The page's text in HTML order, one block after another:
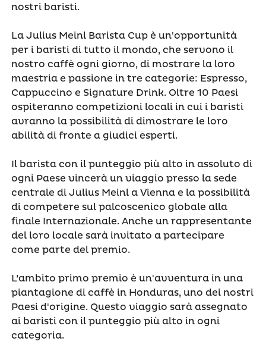
nostri baristi.
La Julius Meinl Barista Cup è un'opportunità
per i baristi di tutto il mondo, che servono il
nostro caffè ogni giorno, di mostrare la loro
maestria e passione in tre categorie: Espresso,
Cappuccino e Signature Drink. Oltre 10 Paesi
ospiteranno competizioni locali in cui i baristi
avranno la possibilità di dimostrare le loro
abilità di fronte a giudici esperti.
Il barista con il punteggio più alto in assoluto di
ogni Paese vincerà un viaggio presso la sede
centrale di Julius Meinl a Vienna e la possibilità
di competere sul palcoscenico globale alla
finale Internazionale. Anche un rappresentante
del loro locale sarà invitato a partecipare
come parte del premio.
L’ambito primo premio è un'avventura in una
piantagione di caffè in Honduras, uno dei nostri
Paesi d'origine. Questo viaggio sarà assegnato
ai baristi con il punteggio più alto in ogni
categoria.